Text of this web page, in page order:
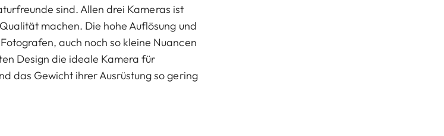
sind. Allen drei Kameras ist
machen. Die hohe Auflösung und
auch noch so kleine Nuancen
Design die ideale Kamera für
das Gewicht ihrer Ausrüstung so gering